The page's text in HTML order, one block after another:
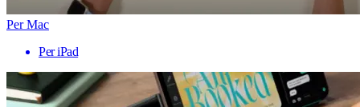
Per Mac
Per iPad